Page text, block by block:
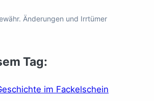
Änderungen und Irrtümer
Tag: